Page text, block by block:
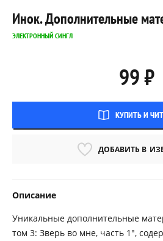
Инок. Дополнительные
ЭЛЕКТРОННЫЙ СИНГЛ
99 ₽
КУПИТЬ И
ДОБАВИТЬ В
Описание
Уникальные дополнительные
том 3: Зверь во мне, часть 1",